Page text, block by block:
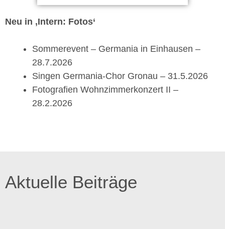
Neu in ‚Intern: Fotos‘
Sommerevent – Germania in Einhausen –
28.7.2026
Singen Germania-Chor Gronau – 31.5.2026
Fotografien Wohnzimmerkonzert II –
28.2.2026
Aktuelle Beiträge